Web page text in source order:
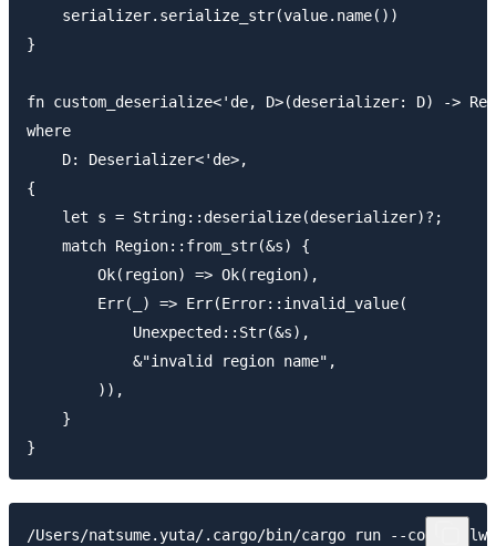
    serializer.serialize_str(value.name())
}
fn custom_deserialize<'de, D>(deserializer: D) ->
where
    D: Deserializer<'de>,
{
    let s = String::deserialize(deserializer)?;
    match Region::from_str(&s) {
        Ok(region) => Ok(region),
        Err(_) => Err(Error::invalid_value(
            Unexpected::Str(&s),
            &"invalid region name",
        )),
    }
/Users/natsume.yuta/.cargo/bin/cargo run --